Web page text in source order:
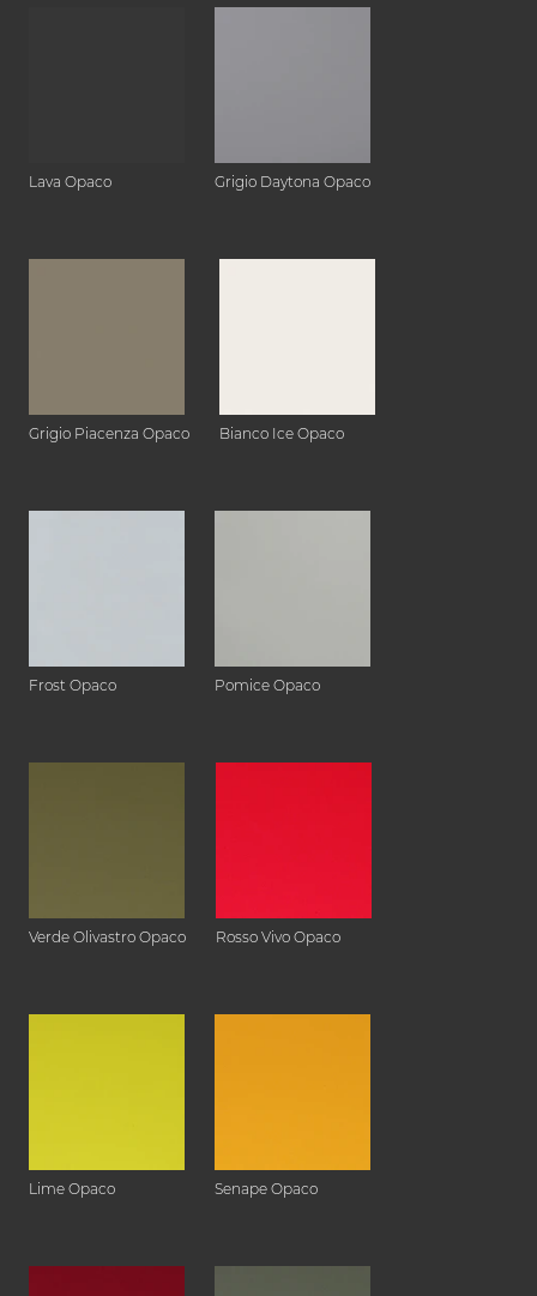
Lava Opaco Grigio Daytona Opaco
Grigio Piacenza Opaco Bianco Ice Opaco
Frost Opaco Pomice Opaco
Verde Olivastro Opaco Rosso Vivo Opaco
Lime Opaco Senape Opaco